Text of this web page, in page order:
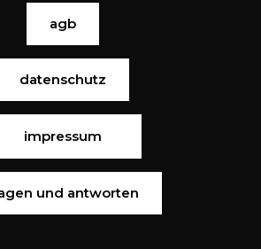
agb
datenschutz
impressum
und antworten